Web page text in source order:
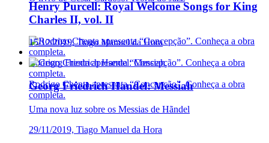
Rodrigo Chenta apresenta “Concepção”. Conheça a obra
completa.
Rodrigo Chenta apresenta “Concepção”. Conheça a obra
completa.
Henry Purcell: Royal Welcome Songs for King
Charles II, vol. II
15/12/2019, Tiago Manuel da Hora
Georg Friedrich Handel: Messiah
Uma nova luz sobre os Messias de Hãndel
29/11/2019, Tiago Manuel da Hora